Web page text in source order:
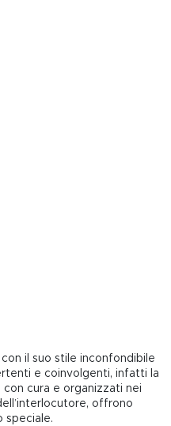
il suo stile inconfondibile
e coinvolgenti, infatti la
con cura e organizzati nei
offrono
speciale.